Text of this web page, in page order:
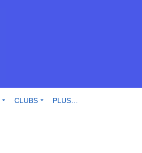
CLUBS PLUS…